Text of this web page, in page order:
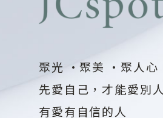
聚光 ·聚美 ·聚人心
先愛自己，才能愛別人
有愛有自信的人